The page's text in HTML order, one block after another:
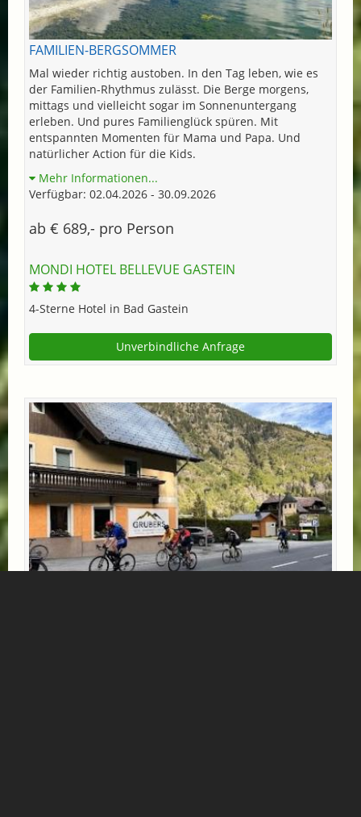
FAMILIEN-BERGSOMMER
Mal wieder richtig austoben. In den Tag leben, wie es
der Familien-Rhythmus zulässt. Die Berge morgens,
mittags und vielleicht sogar im Sonnenuntergang
erleben. Und pures Familienglück spüren. Mit
entspannten Momenten für Mama und Papa. Und
natürlicher Action für die Kids.
Mehr Informationen...
Verfügbar: 02.04.2026 - 30.09.2026
ab € 689,- pro Person
MONDI HOTEL BELLEVUE GASTEIN
4-Sterne Hotel in Bad Gastein
Unverbindliche Anfrage